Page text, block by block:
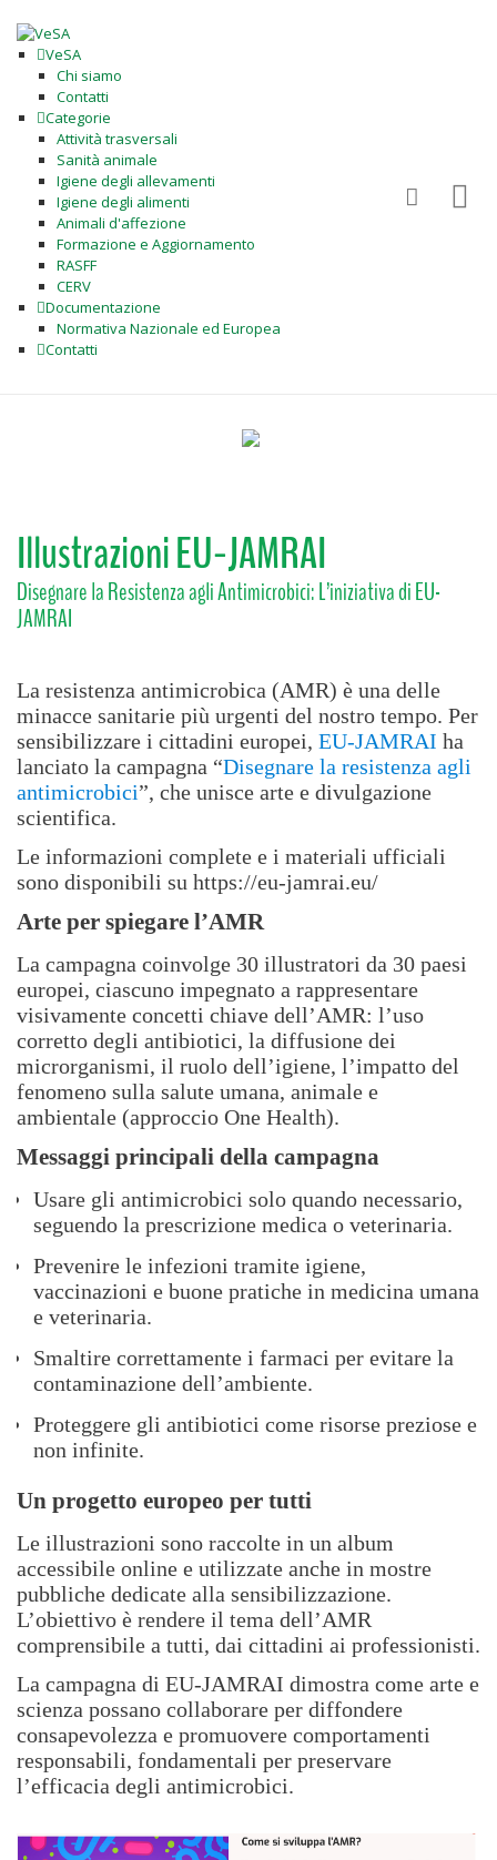
VeSA
Chi siamo
Contatti
Categorie
Attività trasversali
Sanità animale
Igiene degli allevamenti
Igiene degli alimenti
Animali d'affezione
Formazione e Aggiornamento
RASFF
CERV
Documentazione
Normativa Nazionale ed Europea
Contatti
Illustrazioni EU-JAMRAI
Disegnare la Resistenza agli Antimicrobici: L’iniziativa di EU-
JAMRAI
La resistenza antimicrobica (AMR) è una delle
minacce sanitarie più urgenti del nostro tempo. Per
sensibilizzare i cittadini europei, EU-JAMRAI ha
lanciato la campagna “Disegnare la resistenza agli
antimicrobici”, che unisce arte e divulgazione
scientifica.
Le informazioni complete e i materiali ufficiali
sono disponibili su https://eu-jamrai.eu/
Arte per spiegare l’AMR
La campagna coinvolge 30 illustratori da 30 paesi
europei, ciascuno impegnato a rappresentare
visivamente concetti chiave dell’AMR: l’uso
corretto degli antibiotici, la diffusione dei
microrganismi, il ruolo dell’igiene, l’impatto del
fenomeno sulla salute umana, animale e
ambientale (approccio One Health).
Messaggi principali della campagna
Usare gli antimicrobici solo quando necessario,
seguendo la prescrizione medica o veterinaria.
Prevenire le infezioni tramite igiene,
vaccinazioni e buone pratiche in medicina umana
e veterinaria.
Smaltire correttamente i farmaci per evitare la
contaminazione dell’ambiente.
Proteggere gli antibiotici come risorse preziose e
non infinite.
Un progetto europeo per tutti
Le illustrazioni sono raccolte in un album
accessibile online e utilizzate anche in mostre
pubbliche dedicate alla sensibilizzazione.
L’obiettivo è rendere il tema dell’AMR
comprensibile a tutti, dai cittadini ai professionisti.
La campagna di EU-JAMRAI dimostra come arte e
scienza possano collaborare per diffondere
consapevolezza e promuovere comportamenti
responsabili, fondamentali per preservare
l’efficacia degli antimicrobici.